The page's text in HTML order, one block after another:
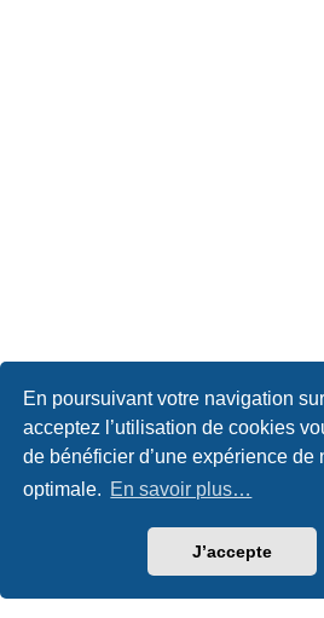
En poursuivant votre navigation
acceptez l’utilisation de cookies
de bénéficier d’une expérience de
optimale. En savoir plus…
J’accepte